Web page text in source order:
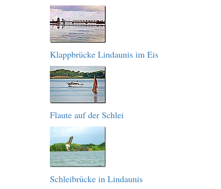
Klappbrücke Lindaunis im Eis
Flaute auf der Schlei
Schleibrücke in Lindaunis